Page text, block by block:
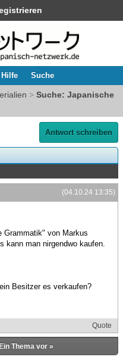
Hilfe Suche
> Suche: Japanische
Antwort schreiben
(04.10.24 13:35)
Grammatik" von Markus
kann man nirgendwo kaufen.
Besitzer es verkaufen?
Quote
Ein Thema vor»